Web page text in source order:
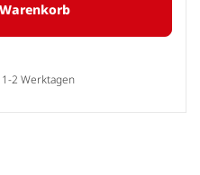
2 Werktagen